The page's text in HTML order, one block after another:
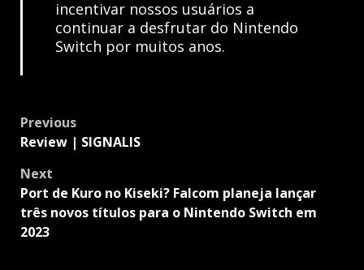
incentivar nossos usuários a
continuar a desfrutar do Nintendo
Switch por muitos anos.
Post
navigation
Previous
Review | SIGNALIS
Next
Port de Kuro no Kiseki? Falcom planeja lançar
três novos títulos para o Nintendo Switch em
2023